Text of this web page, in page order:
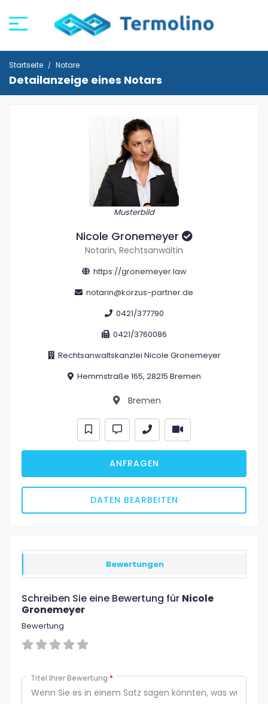
Startseite Notare
Detailanzeige eines Notars
Musterbild
Nicole Gronemeyer
Notarin, Rechtsanwältin
https://gronemeyer.law
notarin@korzus-partner.de
0421/377790
0421/3760086
Rechtsanwaltskanzlei Nicole Gronemeyer
Hemmstraße 165, 28215 Bremen
Bremen
ANFRAGEN
DATEN BEARBEITEN
Bewertungen
Schreiben Sie eine Bewertung für Nicole
Gronemeyer
Bewertung
Titel Ihrer Bewertung *